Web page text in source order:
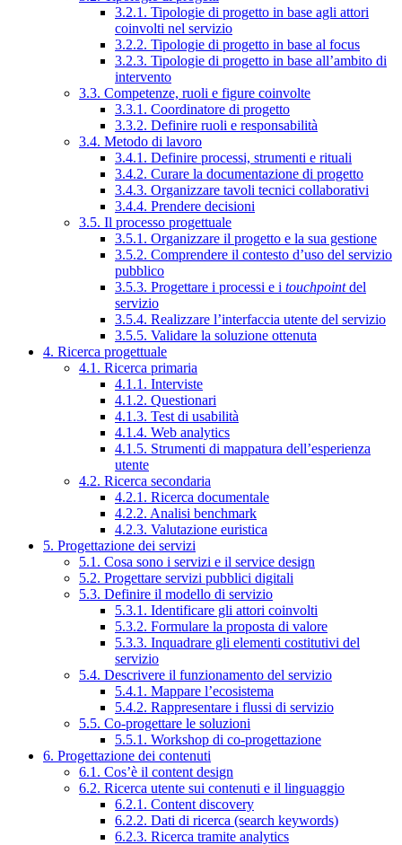
3.2.1. Tipologie di progetto in base agli attori
coinvolti nel servizio
3.2.2. Tipologie di progetto in base al focus
3.2.3. Tipologie di progetto in base all’ambito di
intervento
3.3. Competenze, ruoli e figure coinvolte
3.3.1. Coordinatore di progetto
3.3.2. Definire ruoli e responsabilità
3.4. Metodo di lavoro
3.4.1. Definire processi, strumenti e rituali
3.4.2. Curare la documentazione di progetto
3.4.3. Organizzare tavoli tecnici collaborativi
3.4.4. Prendere decisioni
3.5. Il processo progettuale
3.5.1. Organizzare il progetto e la sua gestione
3.5.2. Comprendere il contesto d’uso del servizio
pubblico
3.5.3. Progettare i processi e i touchpointdel
servizio
3.5.4. Realizzare l’interfaccia utente del servizio
3.5.5. Validare la soluzione ottenuta
4. Ricerca progettuale
4.1. Ricerca primaria
4.1.1. Interviste
4.1.2. Questionari
4.1.3. Test di usabilità
4.1.4. Web analytics
4.1.5. Strumenti di mappatura dell’esperienza
utente
4.2. Ricerca secondaria
4.2.1. Ricerca documentale
4.2.2. Analisi benchmark
4.2.3. Valutazione euristica
5. Progettazione dei servizi
5.1. Cosa sono i servizi e il service design
5.2. Progettare servizi pubblici digitali
5.3. Definire il modello di servizio
5.3.1. Identificare gli attori coinvolti
5.3.2. Formulare la proposta di valore
5.3.3. Inquadrare gli elementi costitutivi del
servizio
5.4. Descrivere il funzionamento del servizio
5.4.1. Mappare l’ecosistema
5.4.2. Rappresentare i flussi di servizio
5.5. Co-progettare le soluzioni
5.5.1. Workshop di co-progettazione
6. Progettazione dei contenuti
6.1. Cos’è il content design
6.2. Ricerca utente sui contenuti e il linguaggio
6.2.1. Content discovery
6.2.2. Dati di ricerca (search keywords)
6.2.3. Ricerca tramite analytics